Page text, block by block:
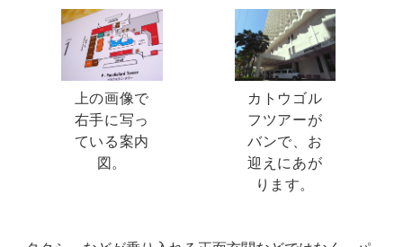
上の画像で
右手に写っ
ている案内
図。
カトウゴル
フツアーが
バンで、お
迎えにあが
ります。